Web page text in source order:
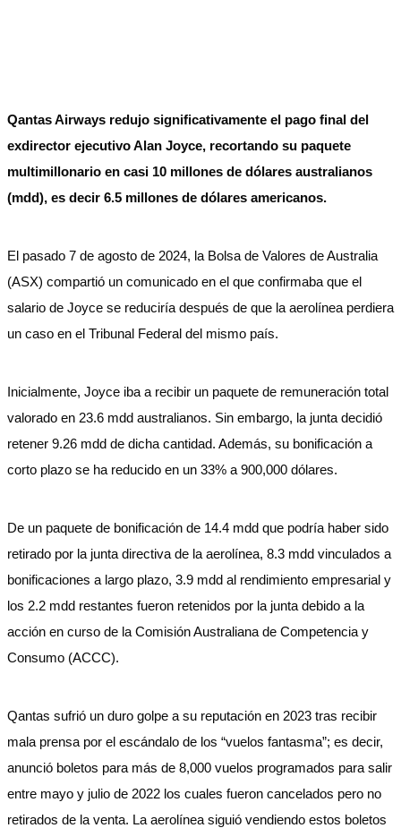
Qantas Airways redujo significativamente el pago final del
exdirector ejecutivo Alan Joyce, recortando su paquete
multimillonario en casi 10 millones de dólares australianos
(mdd), es decir 6.5 millones de dólares americanos.
El pasado 7 de agosto de 2024, la Bolsa de Valores de Australia
(ASX) compartió un comunicado en el que confirmaba que el
salario de Joyce se reduciría después de que la aerolínea perdiera
un caso en el Tribunal Federal del mismo país.
Inicialmente, Joyce iba a recibir un paquete de remuneración total
valorado en 23.6 mdd australianos. Sin embargo, la junta decidió
retener 9.26 mdd de dicha cantidad. Además, su bonificación a
corto plazo se ha reducido en un 33% a 900,000 dólares.
De un paquete de bonificación de 14.4 mdd que podría haber sido
retirado por la junta directiva de la aerolínea, 8.3 mdd vinculados a
bonificaciones a largo plazo, 3.9 mdd al rendimiento empresarial y
los 2.2 mdd restantes fueron retenidos por la junta debido a la
acción en curso de la Comisión Australiana de Competencia y
Consumo (ACCC).
Qantas sufrió un duro golpe a su reputación en 2023 tras recibir
mala prensa por el escándalo de los “vuelos fantasma”; es decir,
anunció boletos para más de 8,000 vuelos programados para salir
entre mayo y julio de 2022 los cuales fueron cancelados pero no
retirados de la venta. La aerolínea siguió vendiendo estos boletos